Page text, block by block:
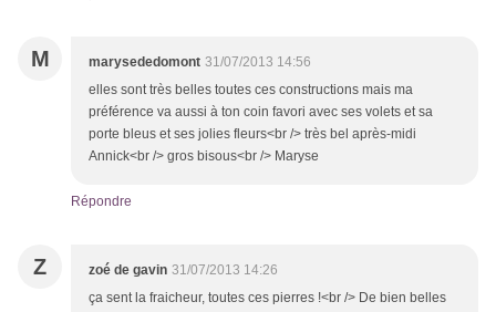
M marysededomont 31/07/2013 14:56
elles sont très belles toutes ces constructions mais ma
préférence va aussi à ton coin favori avec ses volets et sa
porte bleus et ses jolies fleurs<br /> très bel après-midi
Annick<br /> gros bisous<br /> Maryse
Répondre
Z zoé de gavin 31/07/2013 14:26
ça sent la fraicheur, toutes ces pierres !<br /> De bien belles